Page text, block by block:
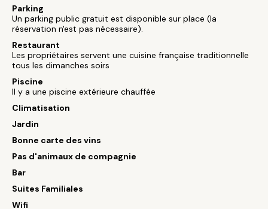
Parking
Un parking public gratuit est disponible sur place (la
réservation n'est pas nécessaire).
Restaurant
Les propriétaires servent une cuisine française traditionnelle
tous les dimanches soirs
Piscine
Il y a une piscine extérieure chauffée
Climatisation
Jardin
Bonne carte des vins
Pas d'animaux de compagnie
Bar
Suites Familiales
Wifi